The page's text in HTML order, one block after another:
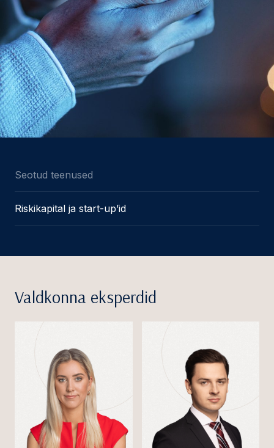
Seotud teenused
Riskikapital ja start-up’id
Valdkonna eksperdid